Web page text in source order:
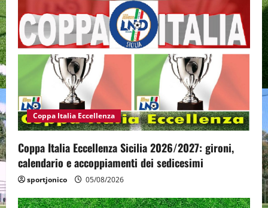
Coppa Italia Eccellenza
Coppa Italia Eccellenza Sicilia 2026/2027: gironi,
calendario e accoppiamenti dei sedicesimi
sportjonico 05/08/2026